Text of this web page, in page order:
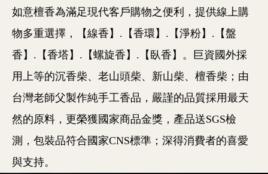
如意檀香為滿足現代客戶購物之便利，提供線上購
物多重選擇，【線香】.【香環】.【淨粉】.【盤
香】.【香塔】.【螺旋香】.【臥香】。巨資國外採
用上等的沉香柴、老山頭柴、新山柴、檀香柴；由
台灣老師父製作純手工香品，嚴謹的品質採用最天
然的原料，更榮獲國家商品金獎，產品送SGS檢
測，包裝品符合國家CNS標準；深得消費者的喜愛
與支持。